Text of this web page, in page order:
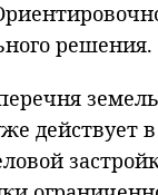
решения.
действует